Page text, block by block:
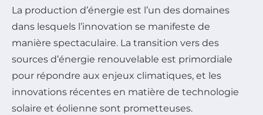
La production d’énergie est l’un des domaines
dans lesquels l’innovation se manifeste de
manière spectaculaire. La transition vers des
sources d’énergie renouvelable est primordiale
pour répondre aux enjeux climatiques, et les
innovations récentes en matière de technologie
solaire et éolienne sont prometteuses.